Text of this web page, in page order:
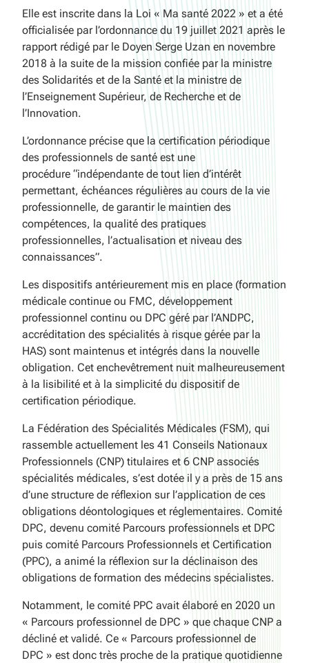
Elle est inscrite dans la Loi « Ma santé 2022 » et a été
officialisée par l’ordonnance du 19 juillet 2021 après le
rapport rédigé par le Doyen Serge Uzan en novembre
2018 à la suite de la mission confiée par la ministre
des Solidarités et de la Santé et la ministre de
l’Enseignement Supérieur, de Recherche et de
l’Innovation.
L’ordonnance précise que la certification périodique
des professionnels de santé est une
procédure “indépendante de tout lien d’intérêt
permettant, échéances régulières au cours de la vie
professionnelle, de garantir le maintien des
compétences, la qualité des pratiques
professionnelles, l’actualisation et niveau des
connaissances”.
Les dispositifs antérieurement mis en place (formation
médicale continue ou FMC, développement
professionnel continu ou DPC géré par l’ANDPC,
accréditation des spécialités à risque gérée par la
HAS) sont maintenus et intégrés dans la nouvelle
obligation. Cet enchevêtrement nuit malheureusement
à la lisibilité et à la simplicité du dispositif de
certification périodique.
La Fédération des Spécialités Médicales (FSM), qui
rassemble actuellement les 41 Conseils Nationaux
Professionnels (CNP) titulaires et 6 CNP associés
spécialités médicales, s’est dotée il y a près de 15 ans
d’une structure de réflexion sur l’application de ces
obligations déontologiques et réglementaires. Comité
DPC, devenu comité Parcours professionnels et DPC
puis comité Parcours Professionnels et Certification
(PPC), a animé la réflexion sur la déclinaison des
obligations de formation des médecins spécialistes.
Notamment, le comité PPC avait élaboré en 2020 un
« Parcours professionnel de DPC » que chaque CNP a
décliné et validé. Ce « Parcours professionnel de
DPC » est donc très proche de la pratique quotidienne